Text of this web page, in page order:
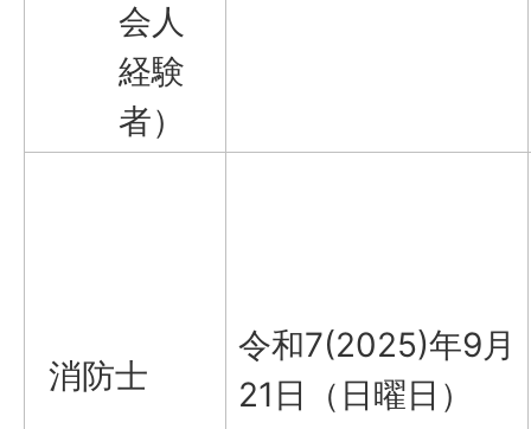
会人
経験
者）
消防士
令和7(2025)年9月
21日（日曜日）